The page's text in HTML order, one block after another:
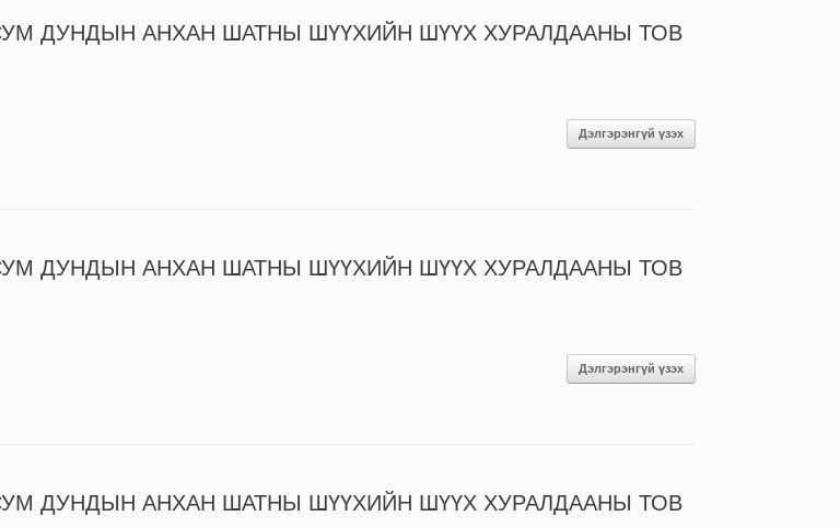
ДУНДЫН АНХАН ШАТНЫ ШҮҮХИЙН ШҮҮХ ХУРАЛДААНЫ ТОВ
Дэлгэрэнгүй үзэх
ДУНДЫН АНХАН ШАТНЫ ШҮҮХИЙН ШҮҮХ ХУРАЛДААНЫ ТОВ
Дэлгэрэнгүй үзэх
ДУНДЫН АНХАН ШАТНЫ ШҮҮХИЙН ШҮҮХ ХУРАЛДААНЫ ТОВ